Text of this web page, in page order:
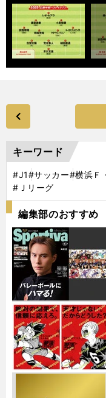
キーワード
#J1#サッカー#横浜Ｆ
#Ｊリーグ
編集部のおすすめ